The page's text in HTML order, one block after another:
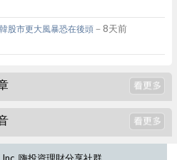
股市更大風暴恐在後頭－8天前